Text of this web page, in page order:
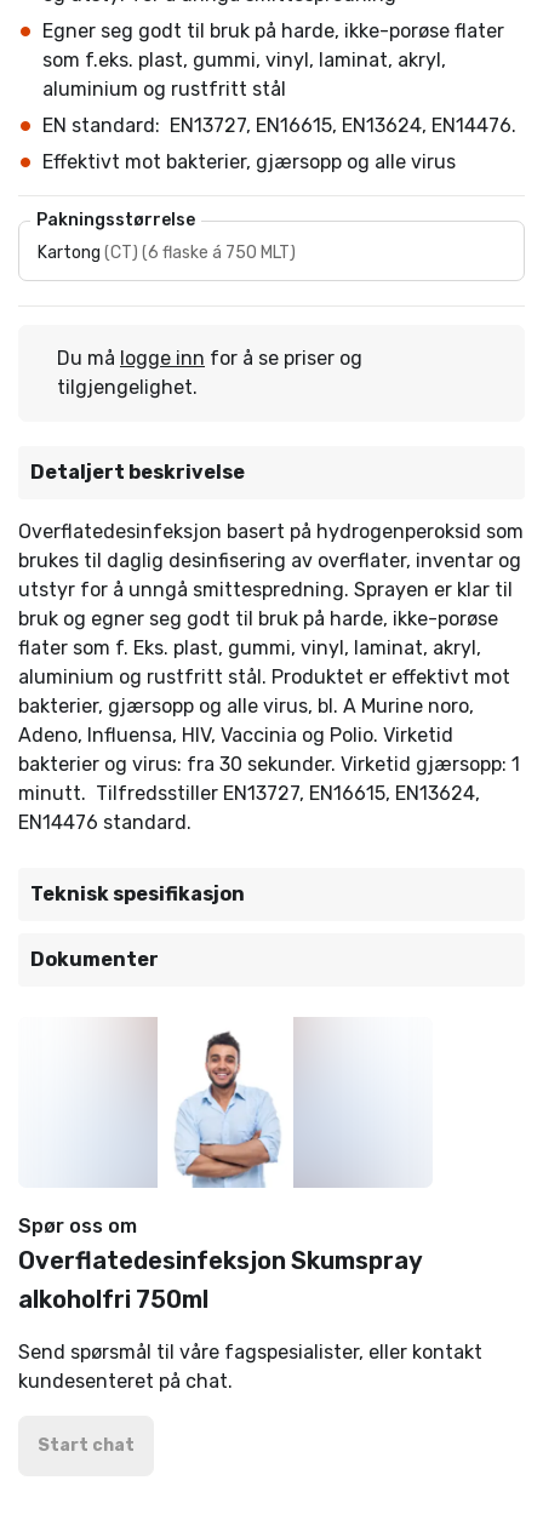
Egner seg godt til bruk på harde, ikke-porøse flater
som f.eks. plast, gummi, vinyl, laminat, akryl,
aluminium og rustfritt stål
EN standard: EN13727, EN16615, EN13624, EN14476.
Effektivt mot bakterier, gjærsopp og alle virus
Pakningsstørrelse
Kartong (CT) (6 flaske á 750 MLT)
Du må logge inn for å se priser og
tilgjengelighet.
Detaljert beskrivelse
Overflatedesinfeksjon basert på hydrogenperoksid som
brukes til daglig desinfisering av overflater, inventar og
utstyr for å unngå smittespredning. Sprayen er klar til
bruk og egner seg godt til bruk på harde, ikke-porøse
flater som f. Eks. plast, gummi, vinyl, laminat, akryl,
aluminium og rustfritt stål. Produktet er effektivt mot
bakterier, gjærsopp og alle virus, bl. A Murine noro,
Adeno, Influensa, HIV, Vaccinia og Polio. Virketid
bakterier og virus: fra 30 sekunder. Virketid gjærsopp: 1
minutt. Tilfredsstiller EN13727, EN16615, EN13624,
EN14476 standard.
Teknisk spesifikasjon
Dokumenter
Spør oss om
Overflatedesinfeksjon Skumspray
alkoholfri 750ml
Send spørsmål til våre fagspesialister, eller kontakt
kundesenteret på chat.
Start chat